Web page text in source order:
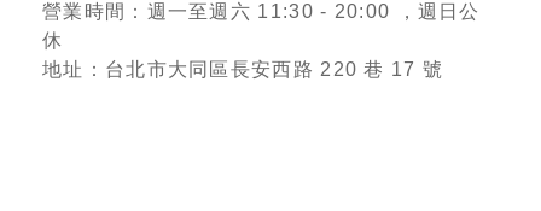
營業時間：週一至週六 11:30 - 20:00 ，週日公
休
地址：台北市大同區長安西路 220 巷 17 號